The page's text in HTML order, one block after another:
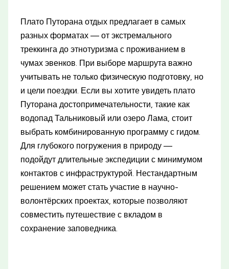
Плато Путорана отдых предлагает в самых
разных форматах — от экстремального
треккинга до этнотуризма с проживанием в
чумах эвенков. При выборе маршрута важно
учитывать не только физическую подготовку, но
и цели поездки. Если вы хотите увидеть плато
Путорана достопримечательности, такие как
водопад Тальниковый или озеро Лама, стоит
выбрать комбинированную программу с гидом.
Для глубокого погружения в природу —
подойдут длительные экспедиции с минимумом
контактов с инфраструктурой. Нестандартным
решением может стать участие в научно-
волонтёрских проектах, которые позволяют
совместить путешествие с вкладом в
сохранение заповедника.